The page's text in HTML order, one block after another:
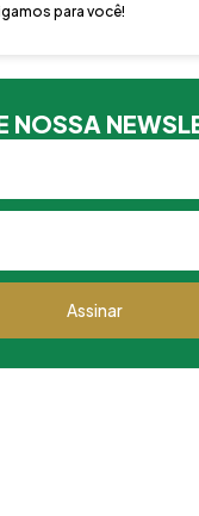
para você!
NOSSA
Assinar